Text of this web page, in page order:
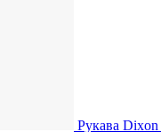
Рукава Dixon